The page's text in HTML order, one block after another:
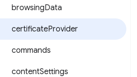
browsingData
certificateProvider
commands
contentSettings